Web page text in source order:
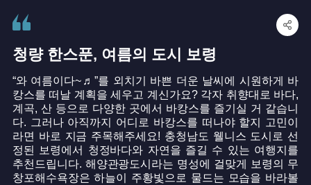
청량 한스푼, 여 름의 도시 보령
“와 여름이다~♬”를 외치기 바쁜 더운 날씨에 시원하게 바
캉스를 떠날 계획을 세우고 계신가요? 각자 취향대로 바다,
계곡, 산 등으로 다양한 곳에서 바캉스를 즐기실 거 같습니
다. 그러나 아직까지 어디로 바캉스를 떠나야 할지 고민이
라면 바로 지금 주목해주세요! 충청남도 웰니스 도시로 선
정된 보령에서 청정바다와 자연을 즐길 수 있는 여행지를
추천드립니다. 해양관광도시라는 명성에 걸맞게 보령의 무
창포해수욕장은 하늘이 주황빛으로 물드는 모습을 바라볼